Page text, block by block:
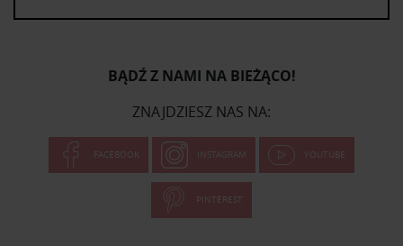
BĄDŹ Z NAMI NA BIEŻĄCO!
ZNAJDZIESZ NAS NA:
FACEBOOK INSTAGRAM YOUTUBE
PINTEREST